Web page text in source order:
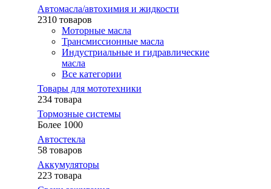
Автомасла/автохимия и жидкости
2310 товаров
Моторные масла
Трансмиссионные масла
Индустриальные и гидравлические
масла
Все категории
Товары для мототехники
234 товара
Тормозные системы
Более 1000
Автостекла
58 товаров
Аккумуляторы
223 товара